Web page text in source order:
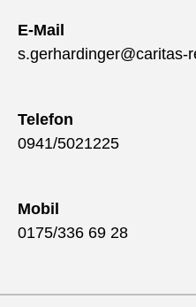
E-Mail
s.gerhardinger@caritas-
Telefon
0941/5021225
Mobil
0175/336 69 28